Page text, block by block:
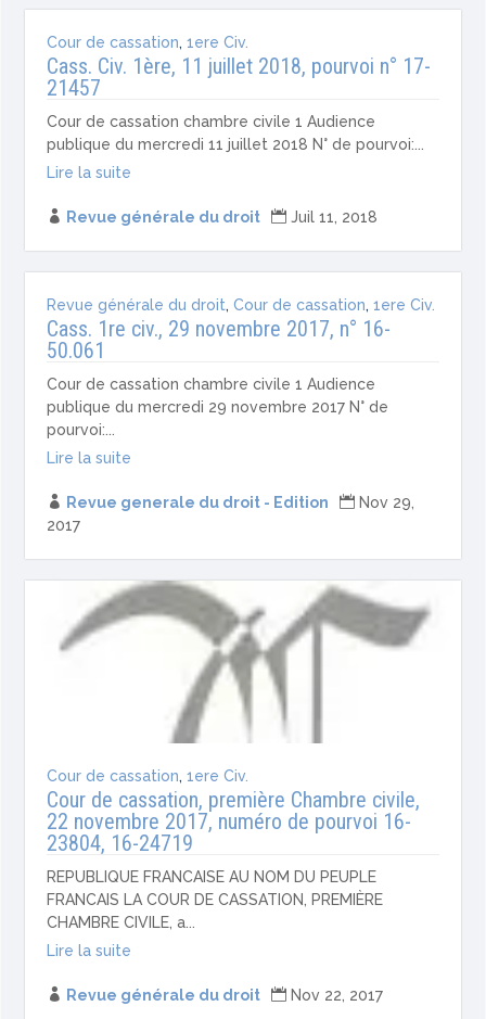
Cour de cassation,1ere Civ.
Cass. Civ. 1ère, 11 juillet 2018, pourvoi n° 17-
21457
Cour de cassation chambre civile 1 Audience
publique du mercredi 11 juillet 2018 N° de pourvoi:...
Lire la suite
 Revue générale du droit  Juil 11, 2018
Revue générale du droit,Cour de cassation,1ere Civ.
Cass. 1re civ., 29 novembre 2017, n° 16-
50.061
Cour de cassation chambre civile 1 Audience
publique du mercredi 29 novembre 2017 N° de
pourvoi:...
Lire la suite
 Revue generale du droit - Edition  Nov 29,
2017
Cour de cassation,1ere Civ.
Cour de cassation, première Chambre civile,
22 novembre 2017, numéro de pourvoi 16-
23804, 16-24719
REPUBLIQUE FRANCAISE AU NOM DU PEUPLE
FRANCAIS LA COUR DE CASSATION, PREMIÈRE
CHAMBRE CIVILE, a...
Lire la suite
 Revue générale du droit  Nov 22, 2017